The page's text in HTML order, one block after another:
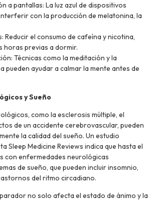
a pantallas: La luz azul de dispositivos
con la producción de melatonina, la
Reducir el consumo de cafeína y nicotina,
horas previas a dormir.
Técnicas como la meditación y la
pueden ayudar a calmar la mente antes de
y Sueño
como la esclerosis múltiple, el
de un accidente cerebrovascular, pueden
la calidad del sueño. Un estudio
Sleep Medicine Reviews indica que hasta el
con enfermedades neurológicas
de sueño, que pueden incluir insomnio,
del ritmo circadiano.
no solo afecta el estado de ánimo y la